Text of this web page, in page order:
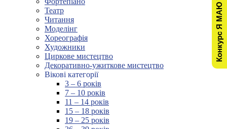
Театр
Читання
Моделінг
Хореографія
Художники
Циркове мистецтво
Декоративно-ужиткове мистецтво
Вікові категорії
3 – 6 років
7 – 10 років
11 – 14 років
15 – 18 років
19 – 25 років